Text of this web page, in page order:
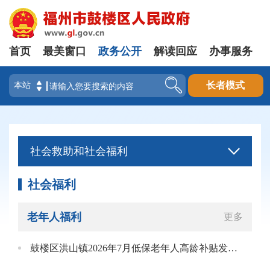
登录
首页 最美窗口 政务公开 解读回应 办事服务
长者模式
社会救助和社会福利
社会福利
老年人福利 更多
鼓楼区洪山镇2026年7月低保老年人高龄补贴发放花名册